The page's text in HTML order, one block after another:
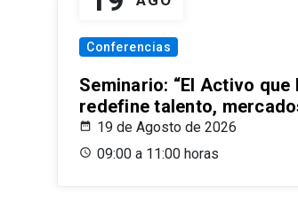
Conferencias
Seminario: “El Activo
redefine talento,
19 de Agosto de 2026
09:00 a 11:00 horas